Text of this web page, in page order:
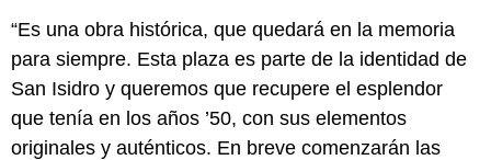
“Es una obra histórica, que quedará en la memoria
para siempre. Esta plaza es parte de la identidad de
San Isidro y queremos que recupere el esplendor
que tenía en los años ’50, con sus elementos
originales y auténticos. En breve comenzarán las